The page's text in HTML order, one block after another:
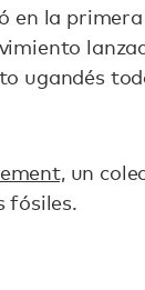
en la
ugandés
un
fósiles.